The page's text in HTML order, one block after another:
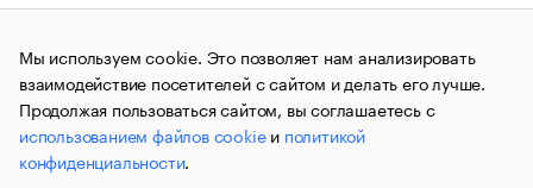
Правовая информация
О соблюдении авторских прав
© АО «РОСБИЗНЕСКОНСАЛТИНГ»,1995–2026.Сообщения
и материалы информационного агентства «РБК»
(зарегистрировано Федеральной службой по надзору в сфере
связи, информационных технологий и массовых
коммуникаций (Роскомнадзор) 09.12.2015 за номером ИА
№ФС77-63848) сопровождаются пометкой «РБК». Отдельные
публикации могут содержать информацию,
Мы используем cookie. Это позволяет нам анализировать
взаимодействие посетителей с сайтом и делать его лучше.
Продолжая пользоваться сайтом, вы соглашаетесь с
использованием файлов cookieи политикой
конфиденциальности.